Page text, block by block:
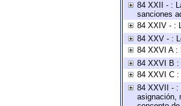
84 XXII - :
sanciones
84 XXIV - :
84 XXV - :
84 XXVI A :
84 XXVI B :
84 XXVI C :
84 XXVII - :
asignación,